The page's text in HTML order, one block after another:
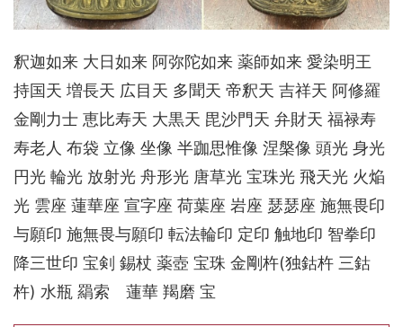
釈迦如来 大日如来 阿弥陀如来 薬師如来 愛染明王
持国天 増長天 広目天 多聞天 帝釈天 吉祥天 阿修羅
金剛力士 恵比寿天 大黒天 毘沙門天 弁財天 福禄寿
寿老人 布袋 立像 坐像 半跏思惟像 涅槃像 頭光 身光
円光 輪光 放射光 舟形光 唐草光 宝珠光 飛天光 火焔
光 雲座 蓮華座 宣字座 荷葉座 岩座 瑟瑟座 施無畏印
与願印 施無畏与願印 転法輪印 定印 触地印 智拳印
降三世印 宝剣 錫杖 薬壺 宝珠 金剛杵(独鈷杵 三鈷
杵) 水瓶 羂索 蓮華 羯磨 宝